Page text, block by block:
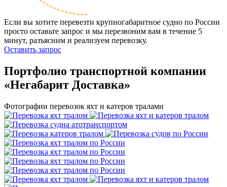
Если вы хотите перевезти крупногабаритное судно по России
просто оставьте запрос и мы перезвоним вам в течение 5
минут, разъясним и реализуем перевозку.
Оставить запрос
Портфолио транспортной компании
«Негабарит Доставка»
Фотографии перевозок яхт и катеров тралами